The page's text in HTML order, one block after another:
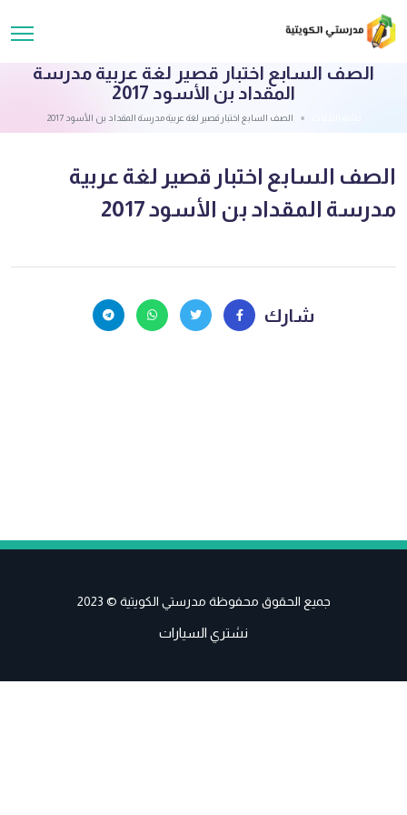
الصف السابع اختبار قصير لغة عربية مدرسة
المقداد بن الأسود 2017
الصف السابع اختبار قصير لغة عربية مدرسة المقداد بن الأسود 2017
الصف السابع اختبار قصير لغة عربية
مدرسة المقداد بن الأسود 2017
شارك
جميع الحقوق محفوظة مدرستي الكويتية © 2023
نشتري السيارات